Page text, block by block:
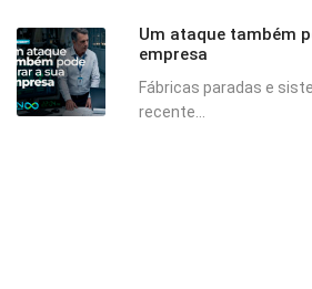
Um ataque também
empresa
Fábricas paradas e
recente...